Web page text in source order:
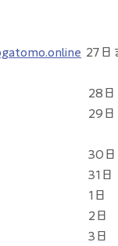
28日か
27
日　7:00　
日　7:00　
日　6:00　呼
日　6:00　呼
日　6:00　呼
日　6:00　呼
日　6:00　呼